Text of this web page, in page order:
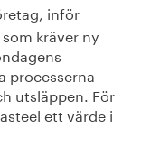
inför
kräver ny
processerna
utsläppen. För
ett värde i